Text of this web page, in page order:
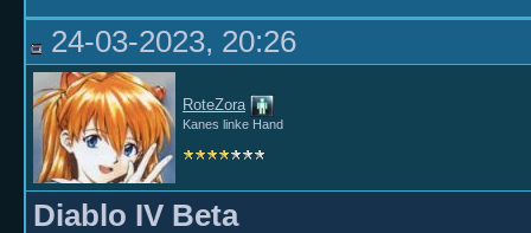
24-03-2023, 20:26
RoteZora
Kanes linke Hand
Diablo IV Beta